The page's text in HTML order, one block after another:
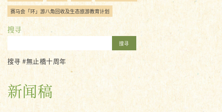
赛马会「环」游八角回收及生态旅游教育计划
搜寻
搜寻
搜寻 #無止橋十周年
新闻稿